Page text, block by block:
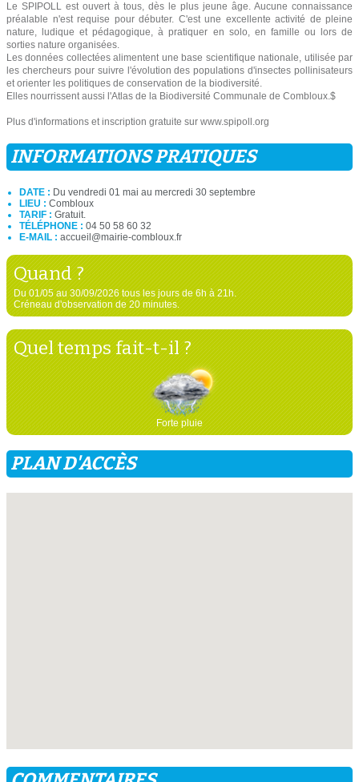
Le SPIPOLL est ouvert à tous, dès le plus jeune âge. Aucune connaissance
préalable n'est requise pour débuter. C'est une excellente activité de pleine
nature, ludique et pédagogique, à pratiquer en solo, en famille ou lors de
sorties nature organisées.
Les données collectées alimentent une base scientifique nationale, utilisée par
les chercheurs pour suivre l'évolution des populations d'insectes pollinisateurs
et orienter les politiques de conservation de la biodiversité.
Elles nourrissent aussi l'Atlas de la Biodiversité Communale de Combloux.$
Plus d'informations et inscription gratuite sur www.spipoll.org
INFORMATIONS PRATIQUES
DATE : Du vendredi 01 mai au mercredi 30 septembre
LIEU : Combloux
TARIF : Gratuit.
TÉLÉPHONE : 04 50 58 60 32
E-MAIL : accueil@mairie-combloux.fr
Quand ?
Du 01/05 au 30/09/2026 tous les jours de 6h à 21h.
Créneau d'observation de 20 minutes.
Quel temps fait-t-il ?
Forte pluie
PLAN D'ACCÈS